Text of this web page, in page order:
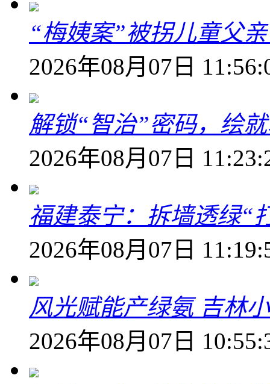
“梅姨案”被拐儿童父
2026年08月07日
解锁“智治”密码，绘
2026年08月07日
福建泰宁：拆墙透绿“
2026年08月07日
风光赋能产绿氨 吉林
2026年08月07日